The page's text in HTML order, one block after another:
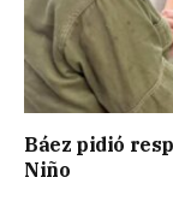
Báez pidió
Niño